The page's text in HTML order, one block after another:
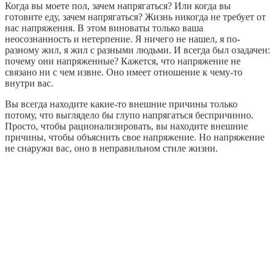
Когда вы моете пол, зачем напрягаться? Или когда вы
готовите еду, зачем напрягаться? Жизнь никогда не требует от
нас напряжения. В этом виноваты только ваша
неосознанность и нетерпение. Я ничего не нашел, я по-
разному жил, я жил с разными людьми. И всегда был озадачен:
почему они напряженные? Кажется, что напряжение не
связано ни с чем извне. Оно имеет отношение к чему-то
внутри вас.
Вы всегда находите какие-то внешние причины только
потому, что выглядело бы глупо напрягаться беспричинно.
Просто, чтобы рационализировать, вы находите внешние
причины, чтобы объяснить свое напряжение. Но напряжение
не снаружи вас, оно в неправильном стиле жизни.